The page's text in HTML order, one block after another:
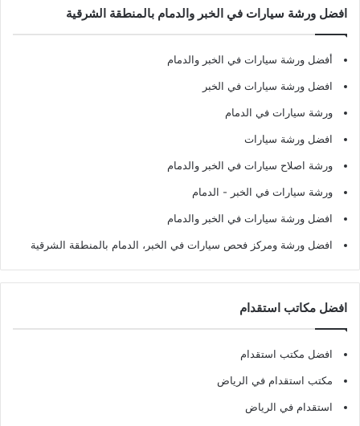
افضل ورشة سيارات في الخبر والدمام بالمنطقة الشرقية
أفضل ورشة سيارات في الخبر والدمام
افضل ورشة سيارات في الخبر
ورشة سيارات في الدمام
افضل ورشة سيارات
ورشة اصلاح سيارات في الخبر والدمام
ورشة سيارات في الخبر - الدمام
افضل ورشة سيارات في الخبر والدمام
افضل ورشة ومركز فحص سيارات في الخبر، الدمام بالمنطقة الشرقية
افضل مكاتب استقدام
افضل مكتب استقدام
مكتب استقدام في الرياض
استقدام في الرياض